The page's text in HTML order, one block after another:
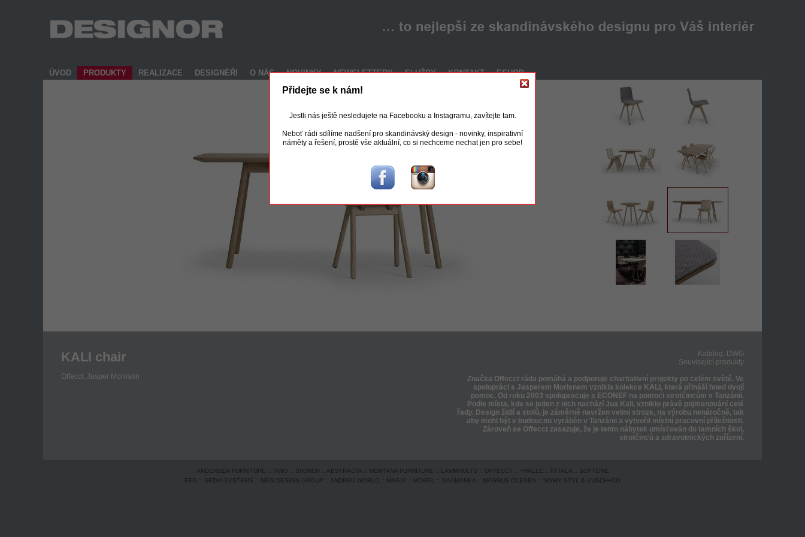
ÚVOD PRODUKTY REALIZACE DESIGNÉŘI O NÁS NOVINKY NEWSLETTERY SLUŽBY KONTAKT ESHOP
KALI chair
Offecct, Jasper Morrison
Katalog, DWG
Související produkty
Značka Offecct ráda pomáhá a podporuje charitativní projekty po celém světě. Ve
spolupráci s Jasperem Morisnem vznikla kolekce KALI, která přináší hned dvojí
pomoc. Od roku 2003 spolupracuje s ECONEF na pomoci sirotčincům v Tanzánii.
Podle místa, kde se jeden z nich nachází Jua Kali, vzniklo právě pojmenování celé
řady. Design židlí a stolů, je záměrně navržen velmi stroze, na výrobu nenáročně, tak
aby mohl být v budoucnu vyráběn v Tanzánii a vytvořil místní pracovní příležitosti.
Zároveň se Offecct zasazuje, že je tento nábytek umísťován do tamních škol,
sirotčinců a zdravotnických zařízení.
ANDERSEN FURNITURE :: INNO :: SIXINCH :: ABSTRACTA:: MONTANA FURNITURE :: LAMMHULTS :: OFFECCT :: +HALLE :: IITTALA:: SOFTLINE
EFG :: SEDIA SYSTEMS :: NEW DESIGN GROUP :: ANDREU WORLD :: MAGIS :: MOBEL :: NAAMANKA :: MAGNUS OLESEN :: NOWY STYL & KUSCH+CO
Přidejte se k nám!
Jestli nás ještě nesledujete na Facebooku a Instagramu, zavítejte tam.
Neboť rádi sdílíme nadšení pro skandinávský design - novinky, inspirativní
náměty a řešení, prostě vše aktuální, co si nechceme nechat jen pro sebe!